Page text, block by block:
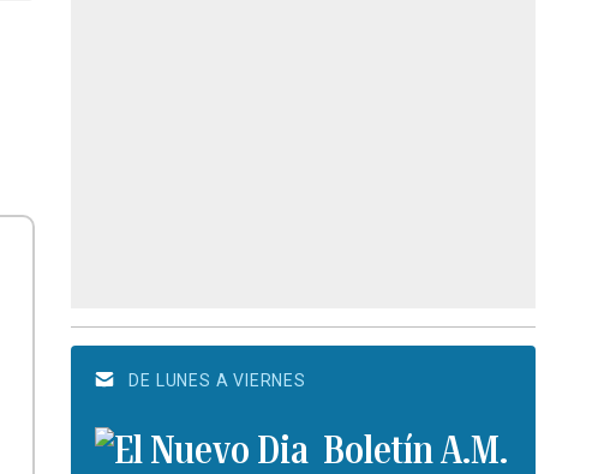
DE LUNES A VIERNES
Boletín A.M.